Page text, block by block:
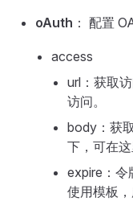
oAuth ： 配置
access
url：获取
访问。
body：获
下，可在这
expire：令
使用模板，